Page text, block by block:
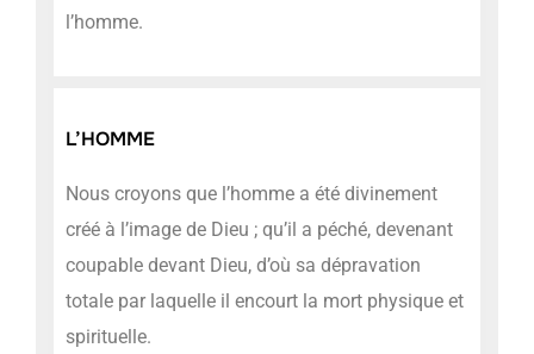
l’homme.
L’HOMME
Nous croyons que l’homme a été divinement
créé à l’image de Dieu ; qu’il a péché, devenant
coupable devant Dieu, d’où sa dépravation
totale par laquelle il encourt la mort physique et
spirituelle.